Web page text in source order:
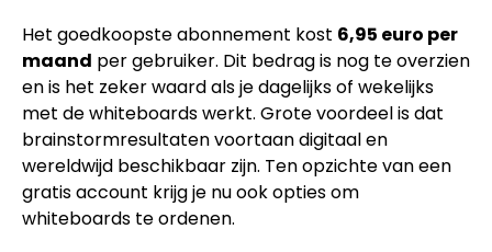
Het goedkoopste abonnement kost 6,95 euro per
maand per gebruiker. Dit bedrag is nog te overzien
en is het zeker waard als je dagelijks of wekelijks
met de whiteboards werkt. Grote voordeel is dat
brainstormresultaten voortaan digitaal en
wereldwijd beschikbaar zijn. Ten opzichte van een
gratis account krijg je nu ook opties om
whiteboards te ordenen.